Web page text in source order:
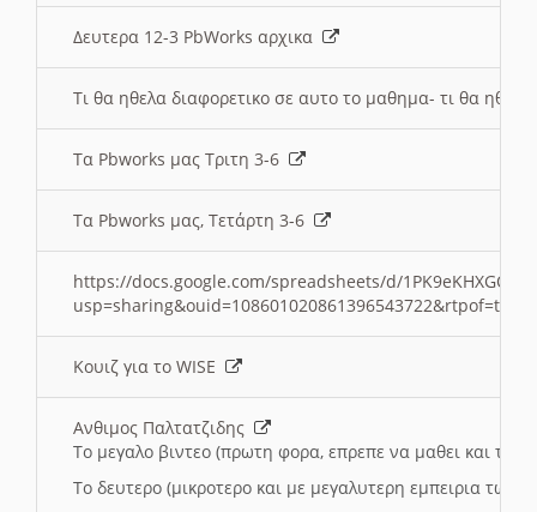
Δευτερα 12-3 PbWorks αρχικα
Τι θα ηθελα διαφορετικο σε αυτο το μαθημα- τι θα
Τα Pbworks μας Τριτη 3-6
Τα Pbworks μας, Τετάρτη 3-6
https://docs.google.com/spreadsheets/d/
Κουιζ για το WISE
Ανθιμος Παλτατζιδης
Το μεγαλο βιντεο (πρωτη φορα, επρεπε να μαθει και το
Το δευτερο (μικροτερο και με μεγαλυτερη εμπειρια